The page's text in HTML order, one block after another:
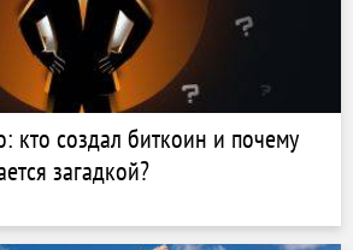
кто создал биткоин и почему
загадкой?